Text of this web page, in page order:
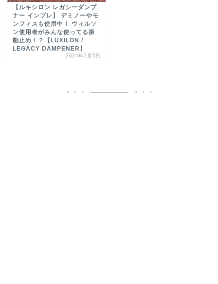
【ルキシロン レガシーダンプ
ナー インプレ】 デミノーやモ
ンフィスも使用中！ ウィルソ
ン使用者がみんな使ってる振
動止め！？【LUXILON /
LEGACY DAMPENER】
2024年2月5日